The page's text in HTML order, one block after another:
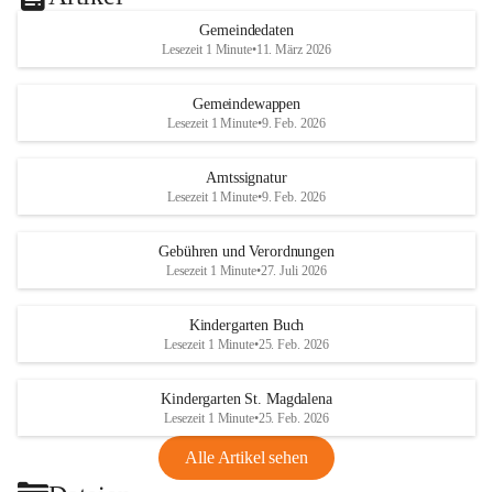
Gemeindedaten
Lesezeit 1 Minute•11. März 2026
Gemeindewappen
Lesezeit 1 Minute•9. Feb. 2026
Amtssignatur
Lesezeit 1 Minute•9. Feb. 2026
Gebühren und Verordnungen
Lesezeit 1 Minute•27. Juli 2026
Kindergarten Buch
Lesezeit 1 Minute•25. Feb. 2026
Kindergarten St. Magdalena
Lesezeit 1 Minute•25. Feb. 2026
Alle Artikel sehen